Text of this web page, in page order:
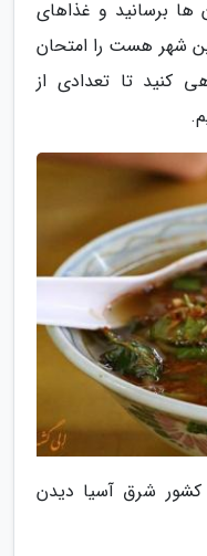
ها برسانید و غذاهای
شهر هست را امتحان
کنید تا تعدادی از
کشور شرق آسیا دیدن